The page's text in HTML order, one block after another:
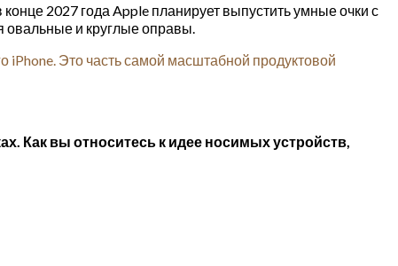
2027 года Apple планирует выпустить умные очки с
овальные и круглые оправы.
Это часть самой масштабной продуктовой
Как вы относитесь к идее носимых устройств,